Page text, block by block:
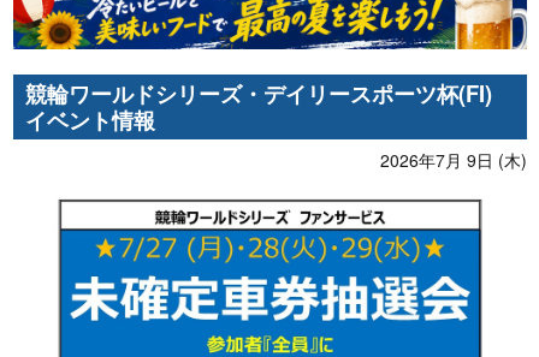
競輪ワールドシリーズ・デイリースポーツ杯(FI)
イベント情報
2026年7月 9日 (木)